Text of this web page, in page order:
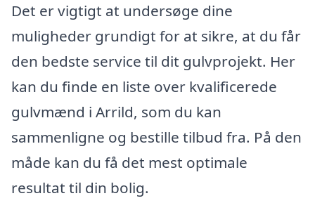
Det er vigtigt at undersøge dine
muligheder grundigt for at sikre, at du får
den bedste service til dit gulvprojekt. Her
kan du finde en liste over kvalificerede
gulvmænd i Arrild, som du kan
sammenligne og bestille tilbud fra. På den
måde kan du få det mest optimale
resultat til din bolig.